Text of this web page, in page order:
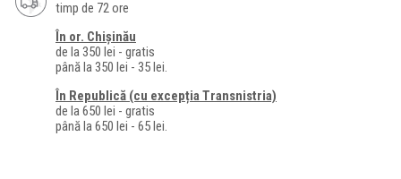
timp de 72 ore
În or. Chișinău
de la 350 lei - gratis
până la 350 lei - 35 lei.
În Republică (cu excepția Transnistria)
de la 650 lei - gratis
până la 650 lei - 65 lei.